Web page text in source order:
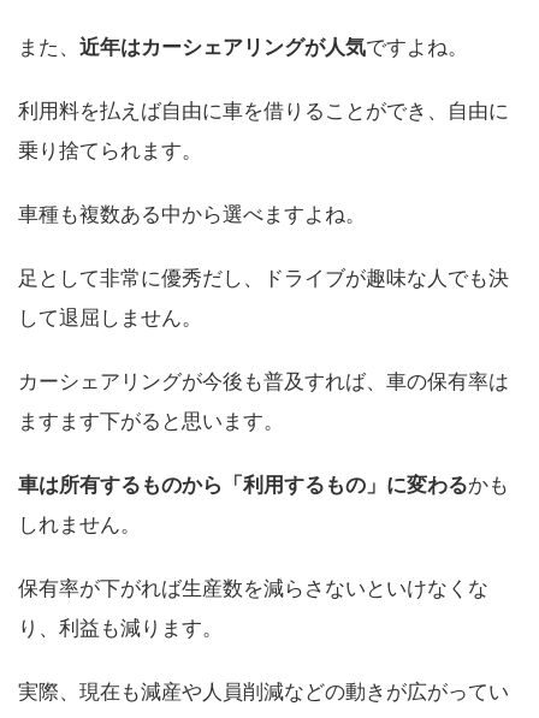
また、 近年はカーシェアリングが人気ですよね。
利用料を払えば自由に車を借りることができ、自由に
乗り捨てられます。
車種も複数ある中から選べますよね。
足として非常に優秀だし、ドライブが趣味な人でも決
して退屈しません。
カーシェアリングが今後も普及すれば、車の保有率は
ますます下がると思います。
車は所有するものから「利用するもの」に変わるかも
しれません。
保有率が下がれば生産数を減らさないといけなくな
り、利益も減ります。
実際、現在も減産や人員削減などの動きが広がってい